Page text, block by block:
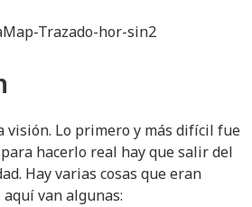
visión. Lo primero y más difícil fue
hacerlo real hay que salir del
Hay varias cosas que eran
van algunas: